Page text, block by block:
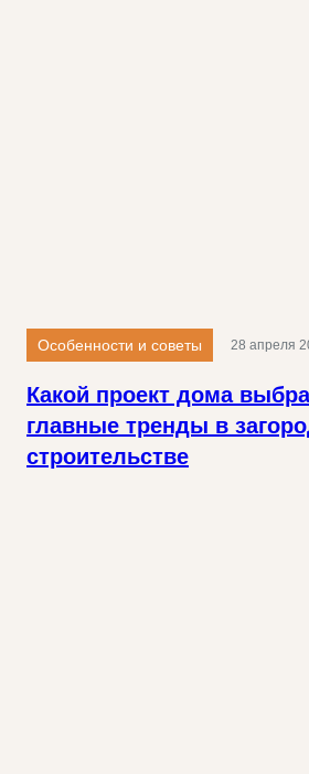
Особенности и советы
Какой проект дома
главные тренды в
строительстве
28 апреля